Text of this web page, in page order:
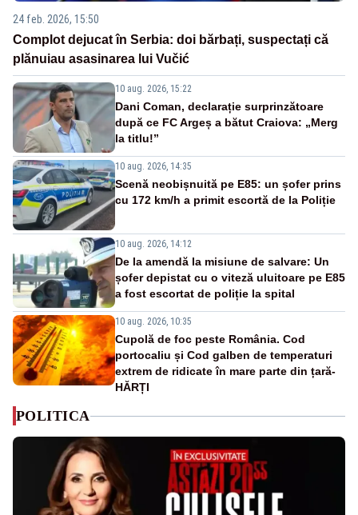
24 feb. 2026, 15:50
Complot dejucat în Serbia: doi bărbați, suspectați că
plănuiau asasinarea lui Vučić
10 aug. 2026, 15:22
Dani Coman, declarație surprinzătoare
după ce FC Argeș a bătut Craiova: „Merg
la titlu!”
10 aug. 2026, 14:35
Scenă neobișnuită pe E85: un șofer prins
cu 172 km/h a primit escortă de la Poliție
10 aug. 2026, 14:12
De la amendă la misiune de salvare: Un
șofer depistat cu o viteză uluitoare pe E85
a fost escortat de poliție la spital
10 aug. 2026, 10:35
Cupolă de foc peste România. Cod
portocaliu și Cod galben de temperaturi
extrem de ridicate în mare parte din țară-
HĂRȚI
POLITICA